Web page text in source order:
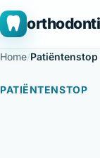
Home/Patiëntenstop
PATIËNTENSTOP